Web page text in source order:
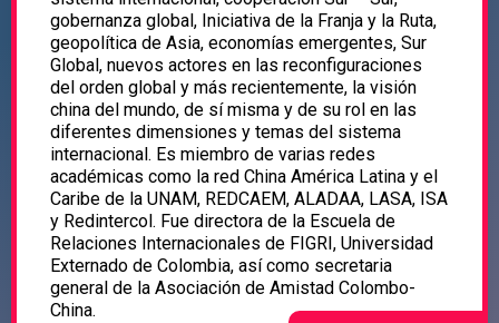
gobernanza global, Iniciativa de la Franja y la Ruta,
geopolítica de Asia, economías emergentes, Sur
Global, nuevos actores en las reconfiguraciones
del orden global y más recientemente, la visión
china del mundo, de sí misma y de su rol en las
diferentes dimensiones y temas del sistema
internacional. Es miembro de varias redes
académicas como la red China América Latina y el
Caribe de la UNAM, REDCAEM, ALADAA, LASA, ISA
y Redintercol. Fue directora de la Escuela de
Relaciones Internacionales de FIGRI, Universidad
Externado de Colombia, así como secretaria
general de la Asociación de Amistad Colombo-
China.